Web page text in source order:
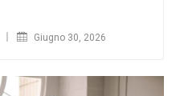
Giugno 30, 2026